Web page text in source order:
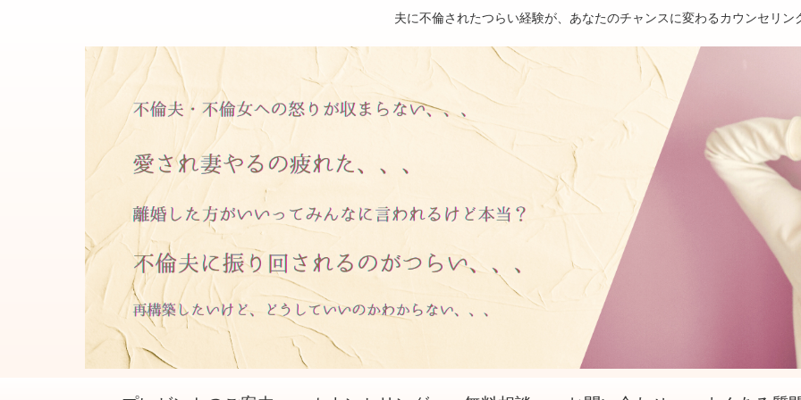
夫に不倫されたつらい経験が、あなたのチャンスに変わるカウンセリン